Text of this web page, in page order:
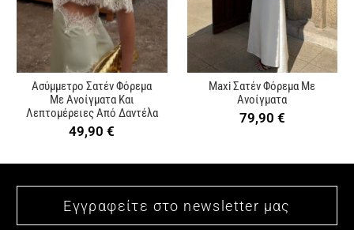
Ασύμμετρο Σατέν Φόρεμα
Με Ανοίγματα Και
Λεπτομέρειες Από Δαντέλα
49,90€
Maxi Σατέν Φόρεμα Με
Ανοίγματα
79,90 €